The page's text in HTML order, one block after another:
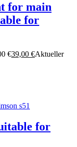
for main
for
€39,00 €Aktueller
for